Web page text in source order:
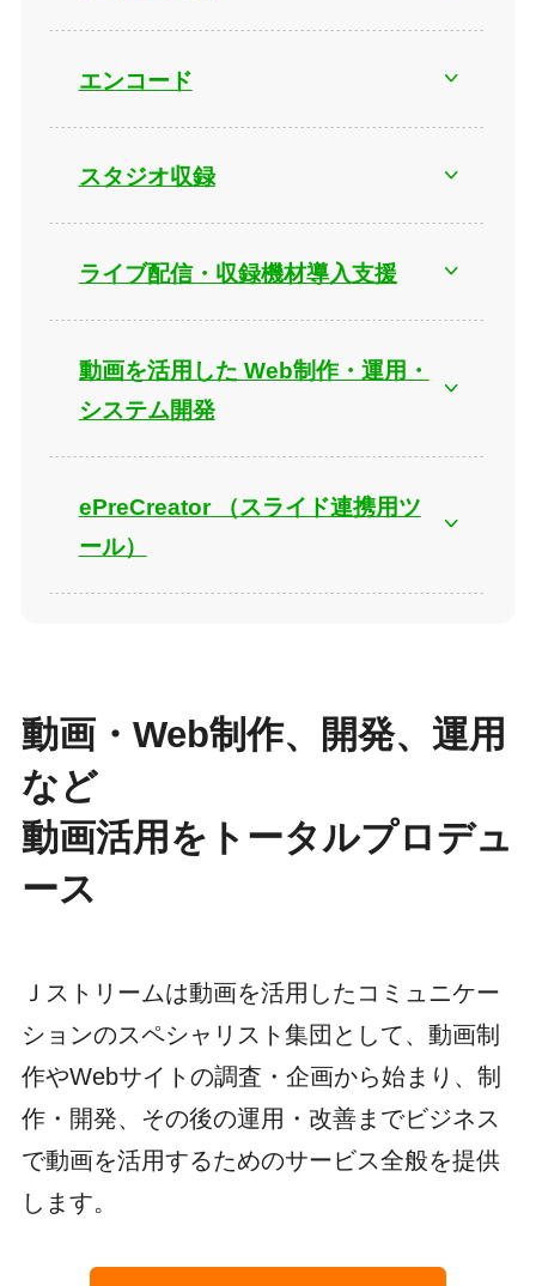
エンコード
スタジオ収録
ライブ配信・収録機材導入支援
動画を活用した Web制作・運用・
システム開発
ePreCreator （スライド連携用ツ
ール）
動画・Web制作、開発、運用
など
動画活用をトータルプロデュ
ース
Ｊストリームは動画を活用したコミュニケー
ションのスペシャリスト集団として、動画制
作やWebサイトの調査・企画から始まり、制
作・開発、その後の運用・改善までビジネス
で動画を活用するためのサービス全般を提供
します。